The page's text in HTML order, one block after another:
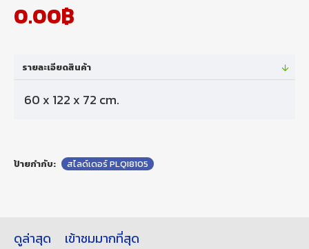
0.00฿
รายละเอียดสินค้า
60 x 122 x 72 cm.
ป้ายกำกับ: สไลด์เดอร์ PLQI8105
ดูล่าสุด เข้าชมมากที่สุด